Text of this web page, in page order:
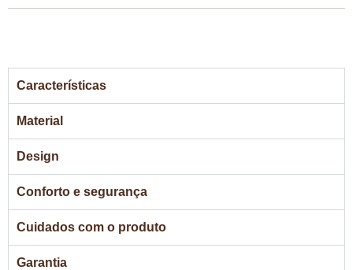
Características
Material
Design
Conforto e segurança
Cuidados com o produto
Garantia